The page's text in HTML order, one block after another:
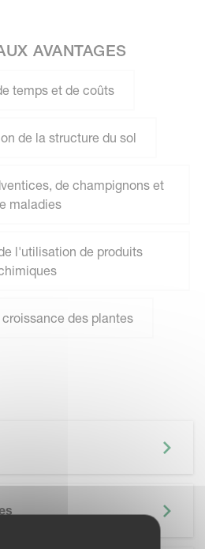
AVANTAGES
temps et de coûts
de la structure du sol
de champignons et
maladies
l'utilisation de produits
des plantes